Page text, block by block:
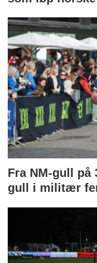
Fra NM-gull på
gull i militær